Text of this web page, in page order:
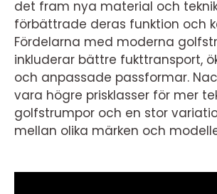
det fram nya material och
förbättrade deras funktion och
Fördelarna med moderna
inkluderar bättre fukttransport,
och anpassade passformar.
vara högre prisklasser för mer
golfstrumpor och en stor
mellan olika märken och